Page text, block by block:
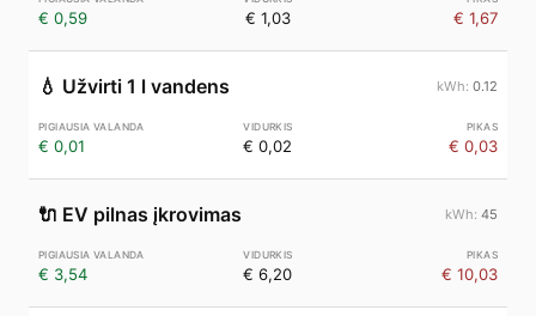
€ 0,59 € 1,03 € 1,67
💧 Užvirti 1 l vandens 0.12
€ 0,01 € 0,02 € 0,03
🔌 EV pilnas įkrovimas 45
€ 3,54 € 6,20 € 10,03